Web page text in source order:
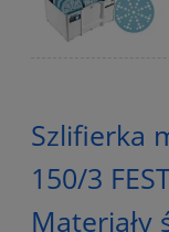
Szlifierka
150/3
Materiały